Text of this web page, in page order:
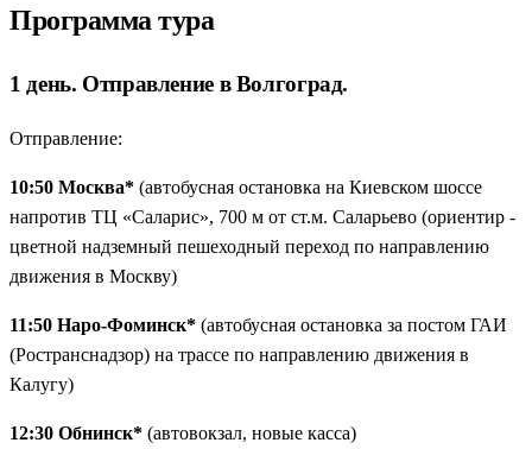
маршрут, который доступен только в этот раз.
Главная высота России
монументом «Родина-мать зовет!», залом Воинской
Славы и музеем-панорамой «Сталинградская битва».
Место, которое невозможно забыть.
грязью и солью, которую добывали здесь ещё в XVI
веке. А рядом — гора Большое Богдо с поющими
скалами и буддийскими легендами.
Осетровая ферма с обедом из свежей рыбы
Астраханской области, дегустация блюд из осетра и
стерляди, а также возможность приобрести чёрную икру
без посредников.
Буддийская Калмыкия с Золотой обителью Будды
Программа тура
1 день. Отправление в Волгоград.
Отправление:
10:50 Москва* (автобусная остановка на Киевском шоссе
напротив ТЦ «Саларис», 700 м от ст.м. Саларьево (ориентир -
цветной надземный пешеходный переход по направлению
движения в Москву)
11:50 Наро-Фоминск* (автобусная остановка за постом ГАИ
(Ространснадзор) на трассе по направлению движения в
Калугу)
12:30 Обнинск* (автовокзал, новые касса)